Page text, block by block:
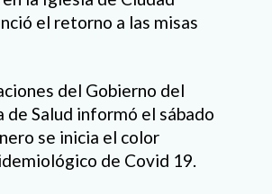
el retorno a las misas
del Gobierno del
Salud informó el sábado
se inicia el color
de Covid 19.